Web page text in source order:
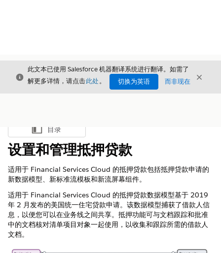
关闭
此文本已使用 Salesforce 机器翻译系统进行翻译。如需了
解更多详情，请点击此处。 切换为英语 而非现在 关闭
显示目录
目录
设置和管理抵押贷款
适用于 Financial Services Cloud 的抵押贷款包括抵押贷款申请的
新数据模型、新标准流模板和新流屏幕组件。
适用于 Financial Services Cloud 的抵押贷款数据模型基于 2019
年 2 月发布的美国统一住宅贷款申请。该数据模型捕获了借款人信
息，以便您可以在业务线之间共享。抵押功能可与文档跟踪和批准
中的文档核对清单项目对象一起使用，以收集和跟踪所需的借款人
文档。